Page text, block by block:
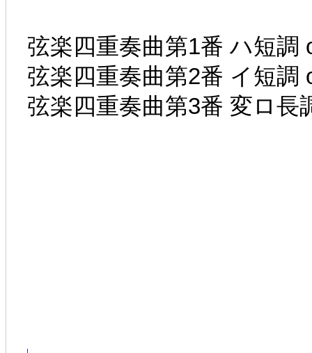
弦楽四重奏曲第1番 ハ短調
弦楽四重奏曲第2番 イ短調
弦楽四重奏曲第3番 変ロ長